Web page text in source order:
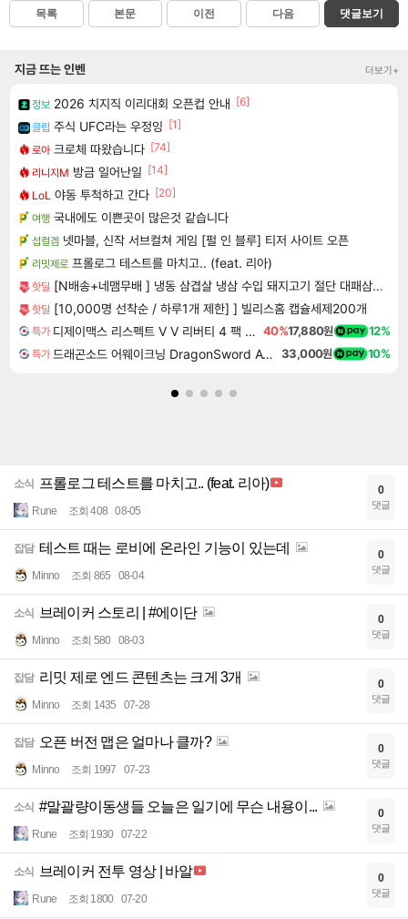
목록 본문 이전 다음 댓글보기
지금 뜨는 인벤 더보기+
정보 2026 치지직 이리대회 오픈컵 안내 [6]
클립 주식 UFC라는 우정잉 [1]
로아 크로체 따왔습니다 [74]
리니지M 방금 일어난일 [14]
LoL 야동 투척하고 간다 [20]
여행 국내에도 이쁜곳이 많은것 같습니다
섭컬겜 넷마블, 신작 서브컬쳐 게임 [펄 인 블루] 티저 사이트 오픈
리밋제로 프롤로그 테스트를 마치고.. (feat. 리아)
핫딜 [N배송+네맴무배 ] 냉동 삼겹살 냉삼 수입 돼지고기 절단 대패삼겹살
핫딜 [10,000명 선착순 / 하루1개 제한] ] 빌리스홈 캡슐세제200개
특가 디제이맥스 리스펙트 V V 리버티 4 팩 DJMAX RESPECT V V Liberty 4 Pack DLC 40%17,880원 12%
특가 드래곤소드 어웨이크닝 DragonSword Awakening 33,000원 10%
소식 프롤로그 테스트를 마치고.. (feat. 리아)
Rune 조회 408 08-05
0
댓글
잡담 테스트 때는 로비에 온라인 기능이 있는데
Minno 조회 865 08-04
0
댓글
소식 브레이커 스토리 | #에이단
Minno 조회 580 08-03
0
댓글
잡담 리밋 제로 엔드 콘텐츠는 크게 3개
Minno 조회 1435 07-28
0
댓글
잡담 오픈 버전 맵은 얼마나 클까?
Minno 조회 1997 07-23
0
댓글
소식 #말괄량이동생들 오늘은 일기에 무슨 내용이...
Rune 조회 1930 07-22
0
댓글
소식 브레이커 전투 영상 | 바알
Rune 조회 1800 07-20
0
댓글